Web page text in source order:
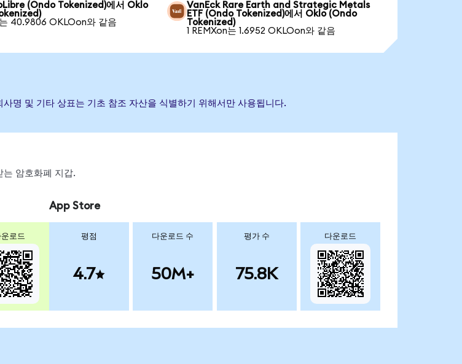
(Ondo Tokenized)에서 Oklo
40.9806 OKLOon와 같음
VanEck Rare Earth and Strategic Metals
ETF (Ondo Tokenized)에서 Oklo (Ondo
Tokenized)
1 REMXon는 1.6952 OKLOon와 같음
명 및 기타 상표는 기초 참조 자산을 식별하기 위해서만 사용됩니다.
암호화폐 지갑.
운로드
App Store
평점
4.7
다운로드 수
50M+
평가 수
75.8K
다운로드